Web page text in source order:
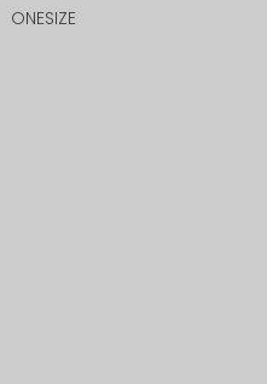
ONESIZE